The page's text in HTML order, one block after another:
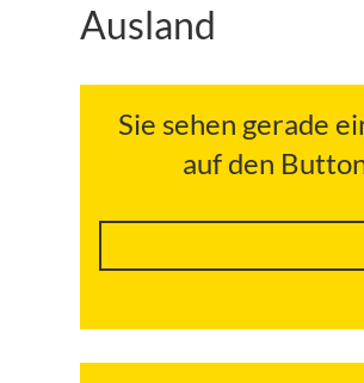
Ausland
Sie sehen gerade
auf den